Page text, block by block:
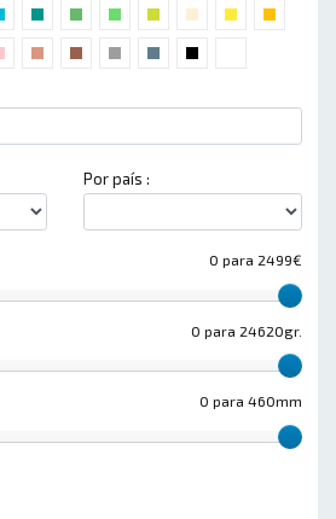
Por país :
0 para 2499€
0 para 24620gr.
0 para 460mm